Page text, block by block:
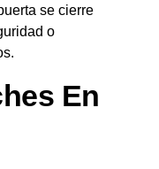
se cierre
o
En